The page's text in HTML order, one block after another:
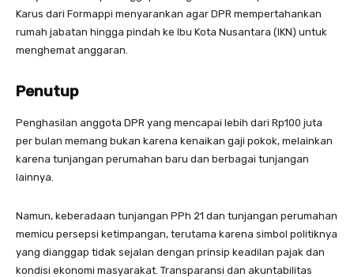
Karus dari Formappi menyarankan agar DPR mempertahankan
rumah jabatan hingga pindah ke Ibu Kota Nusantara (IKN) untuk
menghemat anggaran.
Penutup
Penghasilan anggota DPR yang mencapai lebih dari Rp100 juta
per bulan memang bukan karena kenaikan gaji pokok, melainkan
karena tunjangan perumahan baru dan berbagai tunjangan
lainnya.
Namun, keberadaan tunjangan PPh 21 dan tunjangan perumahan
memicu persepsi ketimpangan, terutama karena simbol politiknya
yang dianggap tidak sejalan dengan prinsip keadilan pajak dan
kondisi ekonomi masyarakat. Transparansi dan akuntabilitas